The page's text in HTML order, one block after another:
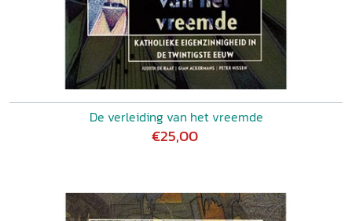
De verleiding van het vreemde
€25,00